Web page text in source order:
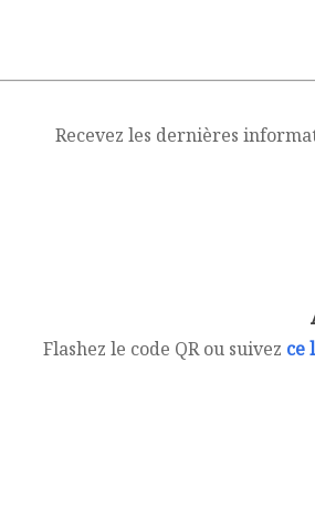
Recevez les dernières
Flashez le code QR ou suivez ce